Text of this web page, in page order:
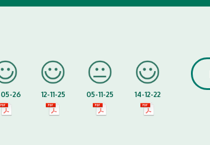
26 12-11-25 05-11-25 14-12-22